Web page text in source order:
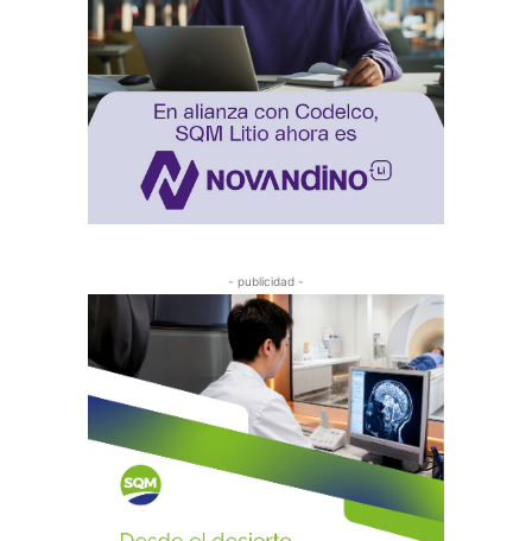
- publicidad -